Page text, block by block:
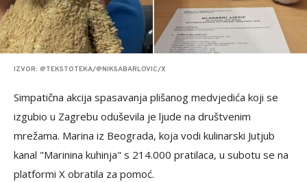
IZVOR: @TEKSTOTEKA/@NIKSABARLOVIC/X
Simpatična akcija spasavanja plišanog medvjedića koji se
izgubio u Zagrebu oduševila je ljude na društvenim
mrežama. Marina iz Beograda, koja vodi kulinarski Jutjub
kanal "Marinina kuhinja" s 214.000 pratilaca, u subotu se na
platformi X obratila za pomoć.